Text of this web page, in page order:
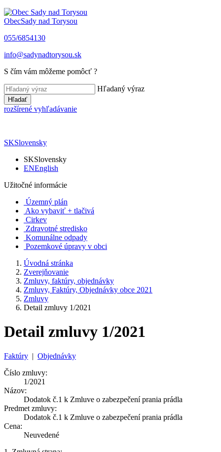
ObecSady nad Torysou
055/6854130
info@sadynadtorysou.sk
S čím vám môžeme pomôcť ?
Hľadaný výraz
Hľadať
rozšírené vyhľadávanie
SKSlovensky
SKSlovensky
ENEnglish
Užitočné informácie
Územný plán
Ako vybaviť + tlačivá
Cirkev
Zdravotné stredisko
Komunálne odpady
Pozemkové úpravy v obci
Úvodná stránka
Zverejňovanie
Zmluvy, faktúry, objednávky
Zmluvy, Faktúry, Objednávky obce 2021
Zmluvy
Detail zmluvy 1/2021
Detail zmluvy 1/2021
Faktúry | Objednávky
Číslo zmluvy:
1/2021
Názov:
Dodatok č.1 k Zmluve o zabezpečení prania prádla
Predmet zmluvy:
Dodatok č.1 k Zmluve o zabezpečení prania prádla
Cena:
Neuvedené